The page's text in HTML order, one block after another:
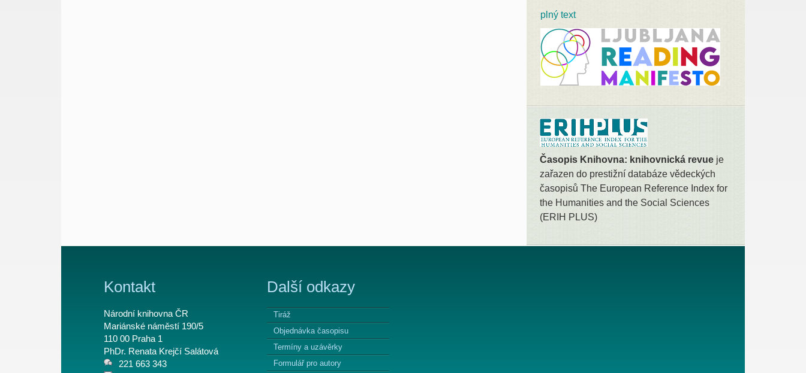
plný text
Časopis Knihovna: knihovnická revue je
zařazen do prestižní databáze vědeckých
časopisů The European Reference Index for
the Humanities and the Social Sciences
(ERIH PLUS)
Kontakt
Národní knihovna ČR
Mariánské náměstí 190/5
110 00 Praha 1
PhDr. Renata Krejčí Salátová
221 663 343
Další odkazy
Tiráž
Objednávka časopisu
Termíny a uzávěrky
Formulář pro autory